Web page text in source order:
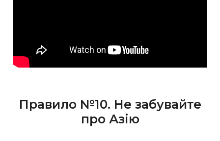
Правило №10. Не забувайте
про Азію